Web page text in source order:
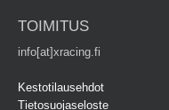
TOIMITUS
info[at]xracing.fi
Kestotilausehdot
Tietosuojaseloste